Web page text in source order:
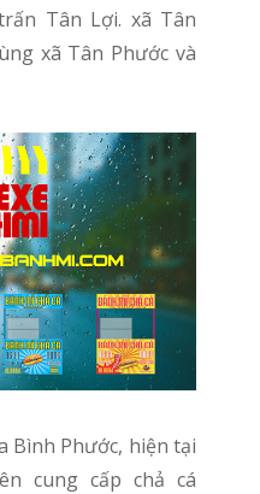
Tân Lợi. xã Tân
xã Tân Phước và
cung cấp chả cá